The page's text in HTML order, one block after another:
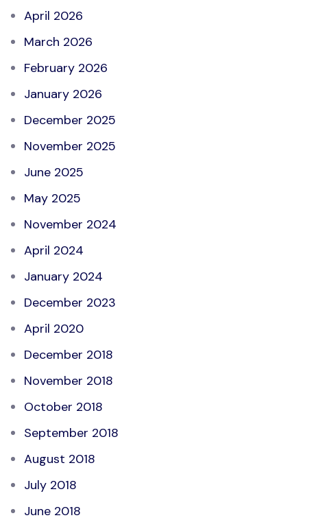
April 2026
March 2026
February 2026
January 2026
December 2025
November 2025
June 2025
May 2025
November 2024
April 2024
January 2024
December 2023
April 2020
December 2018
November 2018
October 2018
September 2018
August 2018
July 2018
June 2018